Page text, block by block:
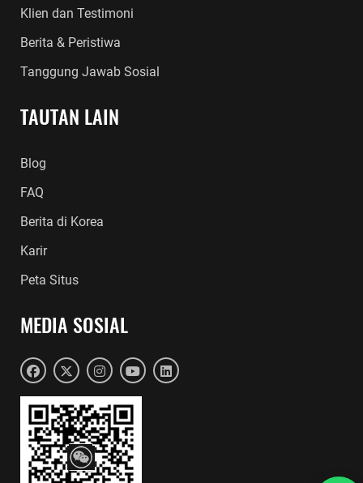
Klien dan Testimoni
Berita & Peristiwa
Tanggung Jawab Sosial
TAUTAN LAIN
Blog
FAQ
Berita di Korea
Karir
Peta Situs
MEDIA SOSIAL